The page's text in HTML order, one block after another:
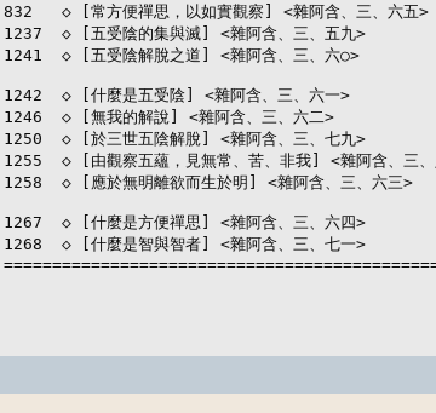
832   ◇ [常方便禪思，以如實觀察] <雜阿含、三、六五>
1237  ◇ [五受陰的集與滅] <雜阿含、三、五九>
1241  ◇ [五受陰解脫之道] <雜阿含、三、六○>
1242  ◇ [什麼是五受陰] <雜阿含、三、六一>
1246  ◇ [無我的解說] <雜阿含、三、六二>
1250  ◇ [於三世五陰解脫] <雜阿含、三、七九>
1255  ◇ [由觀察五蘊，見無常、苦、非我] <雜阿含、三、
1258  ◇ [應於無明離欲而生於明] <雜阿含、三、六三>
1267  ◇ [什麼是方便禪思] <雜阿含、三、六四>
1268  ◇ [什麼是智與智者] <雜阿含、三、七一>